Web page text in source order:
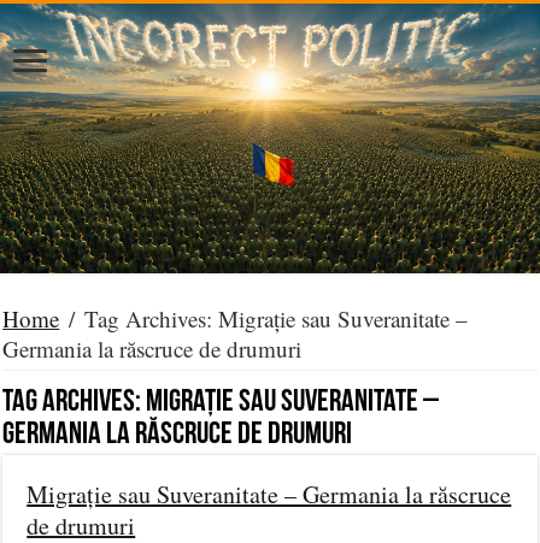
Home / Tag Archives: Migrație sau Suveranitate –
Germania la răscruce de drumuri
Tag Archives: Migrație sau Suveranitate –
Germania la răscruce de drumuri
Migrație sau Suveranitate – Germania la răscruce
de drumuri